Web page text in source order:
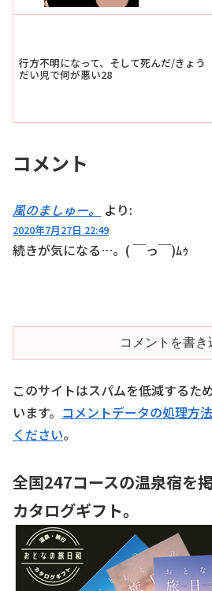
行方不明になって、そして死んだ/きょう
だい児で何が悪い28
コメント
風のましゅー。 より:
2020年7月27日 22:49
続きが気になる…。( ￣っ￣)ﾑｩ
コメントを書き
このサイトはスパムを低減するた
います。 コメントデータの処理方
ください。
全国247コースの温泉宿を
カタログギフト。